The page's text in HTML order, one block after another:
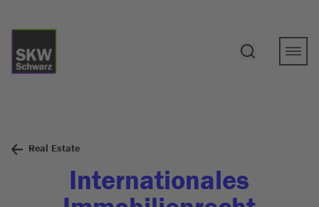
Real Estate
Internationales